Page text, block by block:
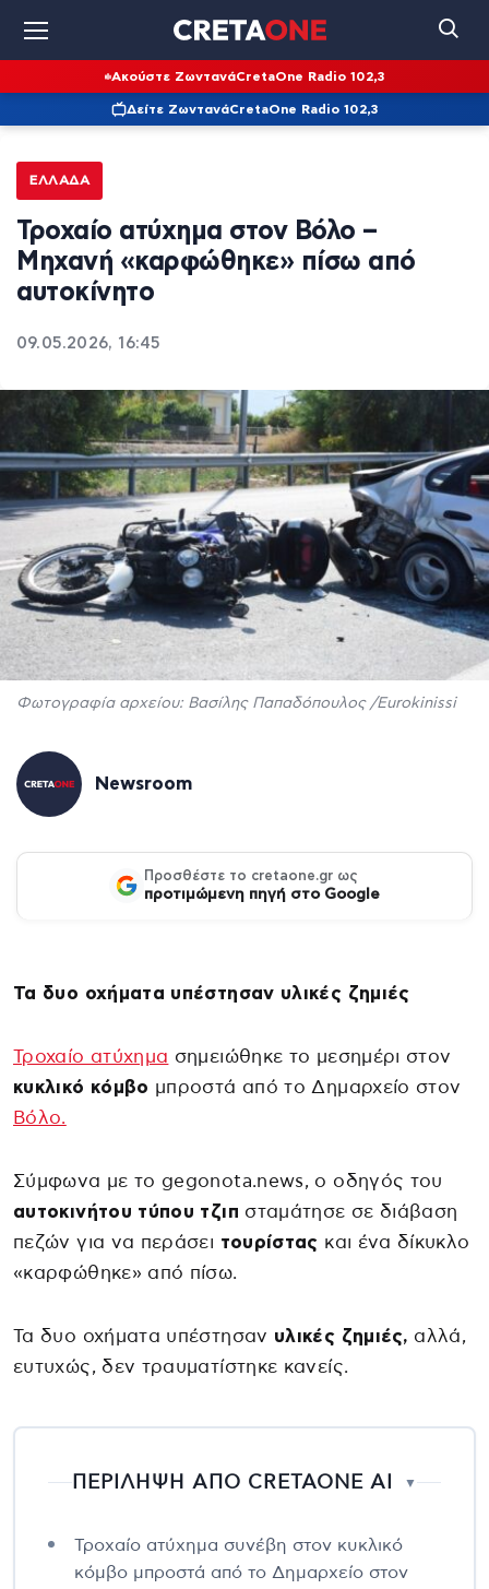
Ακούστε ΖωντανάCretaOne Radio 102,3
Δείτε ΖωντανάCretaOne Radio 102,3
ΕΛΛΆΔΑ
Τροχαίο ατύχημα στον Βόλο –
Μηχανή «καρφώθηκε» πίσω από
αυτοκίνητο
09.05.2026, 16:45
Φωτογραφία αρχείου: Βασίλης Παπαδόπουλος /Eurokinissi
Newsroom
Προσθέστε το cretaone.gr ως
προτιμώμενη πηγή στο Google
Τα δυο οχήματα υπέστησαν υλικές ζημιές
Τροχαίο ατύχημα σημειώθηκε το μεσημέρι στον
κυκλικό κόμβο μπροστά από το Δημαρχείο στον
Βόλο.
Σύμφωνα με το gegonota.news, ο οδηγός του
αυτοκινήτου τύπου τζιπ σταμάτησε σε διάβαση
πεζών για να περάσει τουρίστας και ένα δίκυκλο
«καρφώθηκε» από πίσω.
Τα δυο οχήματα υπέστησαν υλικές ζημιές, αλλά,
ευτυχώς, δεν τραυματίστηκε κανείς.
ΠΕΡΙΛΗΨΗ ΑΠΟ CRETAONE AI ▼
Τροχαίο ατύχημα συνέβη στον κυκλικό
κόμβο μπροστά από το Δημαρχείο στον